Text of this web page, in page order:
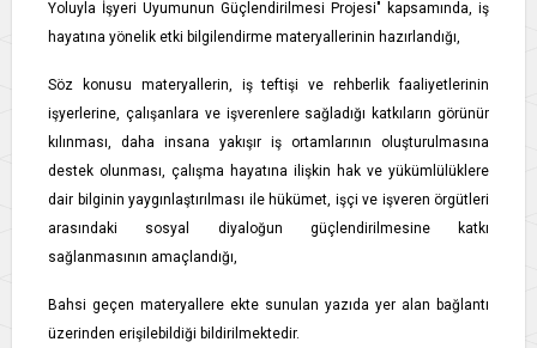
Yoluyla İşyeri Uyumunun Güçlendirilmesi Projesi" kapsamında, iş
hayatına yönelik etki bilgilendirme materyallerinin hazırlandığı,
Söz konusu materyallerin, iş teftişi ve rehberlik faaliyetlerinin
işyerlerine, çalışanlara ve işverenlere sağladığı katkıların görünür
kılınması, daha insana yakışır iş ortamlarının oluşturulmasına
destek olunması, çalışma hayatına ilişkin hak ve yükümlülüklere
dair bilginin yaygınlaştırılması ile hükümet, işçi ve işveren örgütleri
arasındaki sosyal diyaloğun güçlendirilmesine katkı
sağlanmasının amaçlandığı,
Bahsi geçen materyallere ekte sunulan yazıda yer alan bağlantı
üzerinden erişilebildiği bildirilmektedir.